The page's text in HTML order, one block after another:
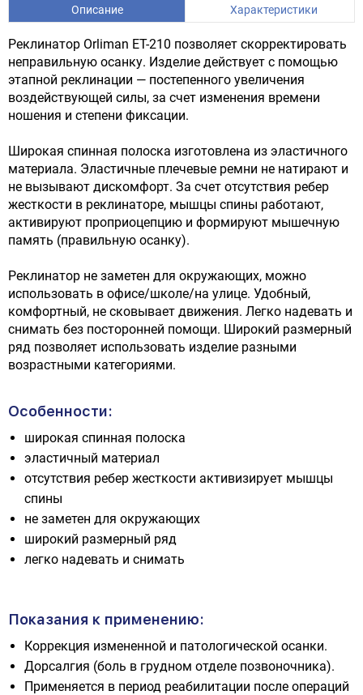
Описание Характеристики
Реклинатор Orliman ET-210 позволяет скорректировать
неправильную осанку. Изделие действует с помощью
этапной реклинации — постепенного увеличения
воздействующей силы, за счет изменения времени
ношения и степени фиксации.
Широкая спинная полоска изготовлена из эластичного
материала. Эластичные плечевые ремни не натирают и
не вызывают дискомфорт. За счет отсутствия ребер
жесткости в реклинаторе, мышцы спины работают,
активируют проприоцепцию и формируют мышечную
память (правильную осанку).
Реклинатор не заметен для окружающих, можно
использовать в офисе/школе/на улице. Удобный,
комфортный, не сковывает движения. Легко надевать и
снимать без посторонней помощи. Широкий размерный
ряд позволяет использовать изделие разными
возрастными категориями.
Особенности:
широкая спинная полоска
эластичный материал
отсутствия ребер жесткости активизирует мышцы
спины
не заметен для окружающих
широкий размерный ряд
легко надевать и снимать
Показания к применению:
Коррекция измененной и патологической осанки.
Дорсалгия (боль в грудном отделе позвоночника).
Применяется в период реабилитации после операций